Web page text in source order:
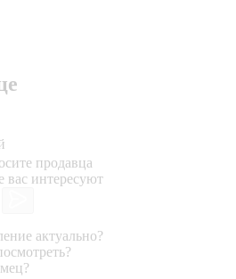
продавца
вас интересуют
актуально?